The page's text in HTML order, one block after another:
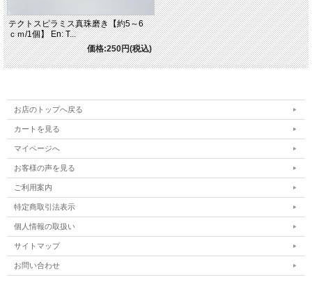
テクトスピラミス真珠磨き【約5～6
ｃｍ/1個】 En: T...
価格:250円(税込)
お店のトップへ戻る
カートを見る
マイページへ
お客様の声を見る
ご利用案内
特定商取引法表示
個人情報の取扱い
サイトマップ
お問い合わせ